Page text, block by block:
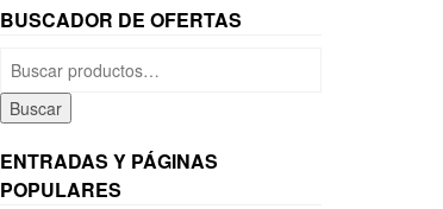
BUSCADOR DE OFERTAS
Buscar
por:
Buscar
ENTRADAS Y PÁGINAS
POPULARES